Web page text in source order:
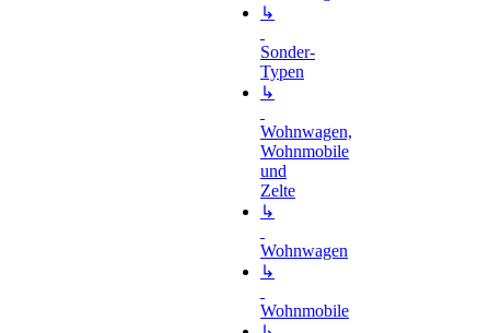
↳
Sonder-
Typen
↳
Wohnwagen,
Wohnmobile
und
Zelte
↳
Wohnwagen
↳
Wohnmobile